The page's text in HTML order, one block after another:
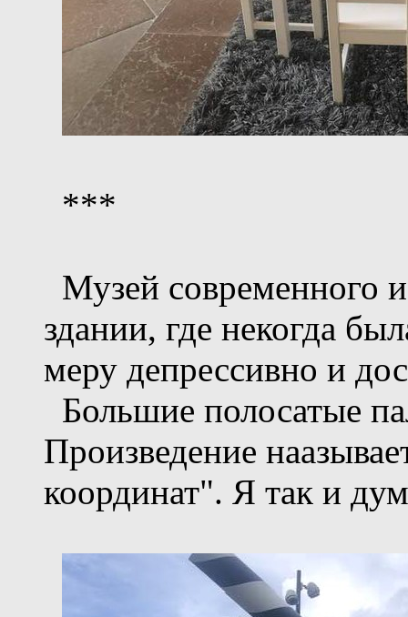
***
Музей современного
здании, где некогда
меру депрессивно и
Большие полосатые
Произведение
координат". Я так и